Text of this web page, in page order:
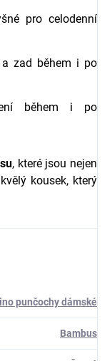
pro celodenní
a zad během i po
během i po
, které jsou nejen
kousek, který
punčochy dámské
Bambus